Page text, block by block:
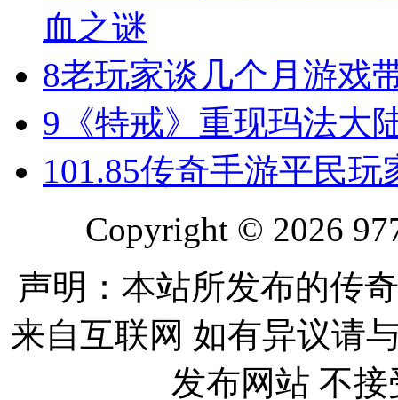
血之谜
8老玩家谈几个月游戏
9 《特戒》重现玛法大
101.85传奇手游平民
Copyright © 2026
声明：本站所发布的传
来自互联网 如有异议请
发布网站 不